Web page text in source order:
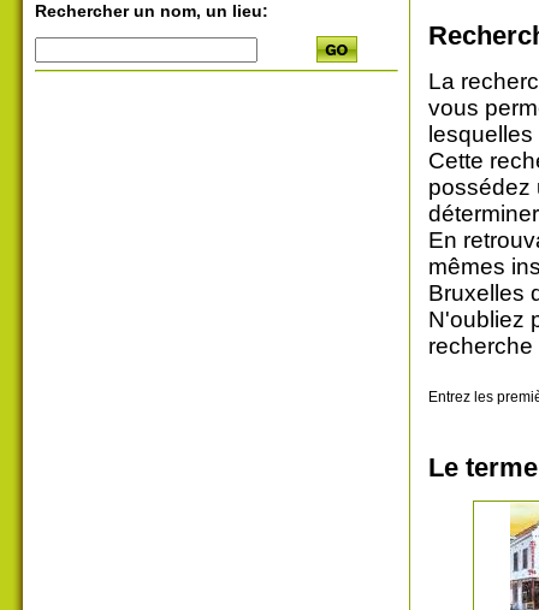
Rechercher un nom, un lieu:
La
vous
Cette
possédez
En
mêmes
Bruxelles
N'oubliez
recherche
Entrez les
Le